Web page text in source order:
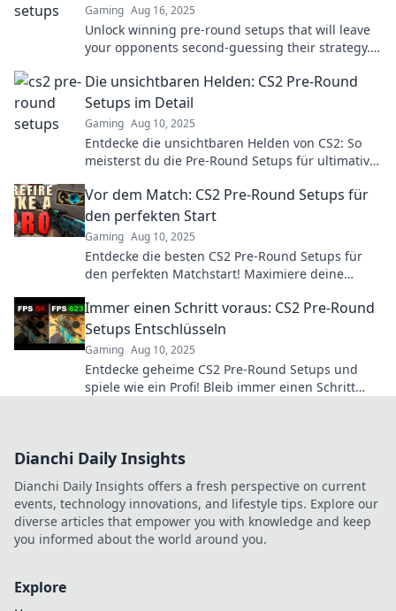
Gaming Aug 16, 2025
Unlock winning pre-round setups that will leave
your opponents second-guessing their strategy.
Die unsichtbaren Helden: CS2 Pre-Round
Setups im Detail
Gaming Aug 10, 2025
Entdecke die unsichtbaren Helden von CS2: So
meisterst du die Pre-Round Setups für ultimative
Vor dem Match: CS2 Pre-Round Setups für
den perfekten Start
Gaming Aug 10, 2025
Entdecke die besten CS2 Pre-Round Setups für
den perfekten Matchstart! Maximiere deine
Immer einen Schritt voraus: CS2 Pre-Round
Setups Entschlüsseln
Gaming Aug 10, 2025
Entdecke geheime CS2 Pre-Round Setups und
spiele wie ein Profi! Bleib immer einen Schritt
Dianchi Daily Insights
Dianchi Daily Insights offers a fresh perspective on current
events, technology innovations, and lifestyle tips. Explore our
diverse articles that empower you with knowledge and keep
you informed about the world around you.
Explore